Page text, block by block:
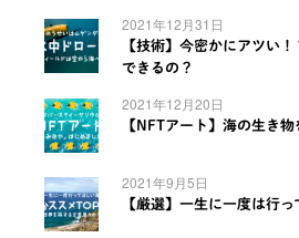
2021年12月31日
【技術】今密かにアツい
できるの？
2021年12月20日
【NFTアート】海の生き
2021年9月5日
【厳選】一生に一度は行